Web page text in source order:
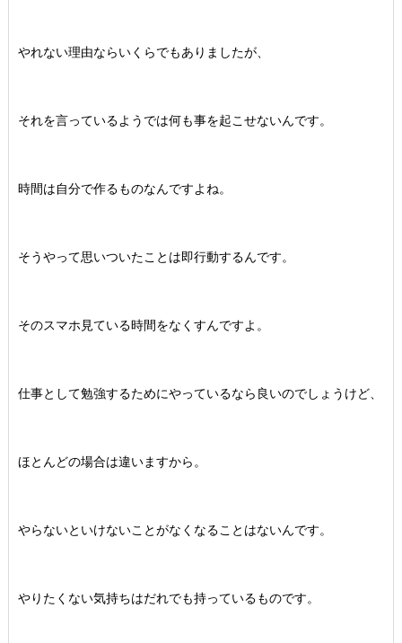
やれない理由ならいくらでもありましたが、
それを言っているようでは何も事を起こせないんです。
時間は自分で作るものなんですよね。
そうやって思いついたことは即行動するんです。
そのスマホ見ている時間をなくすんですよ。
仕事として勉強するためにやっているなら良いのでしょうけど、
ほとんどの場合は違いますから。
やらないといけないことがなくなることはないんです。
やりたくない気持ちはだれでも持っているものです。